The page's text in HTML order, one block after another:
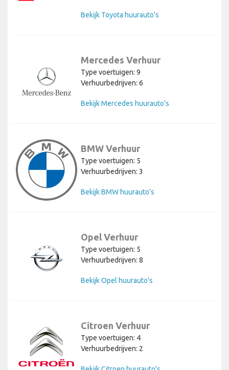
Bekijk Toyota huurauto's
Mercedes Verhuur
Type voertuigen: 9
Verhuurbedrijven: 6
Bekijk Mercedes huurauto's
BMW Verhuur
Type voertuigen: 5
Verhuurbedrijven: 3
Bekijk BMW huurauto's
Opel Verhuur
Type voertuigen: 5
Verhuurbedrijven: 8
Bekijk Opel huurauto's
Citroen Verhuur
Type voertuigen: 4
Verhuurbedrijven: 2